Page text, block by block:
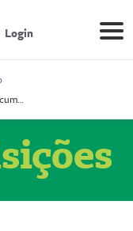
Login
Prestador Mosaicum Espaço Clínico Ltda (51004352-0)